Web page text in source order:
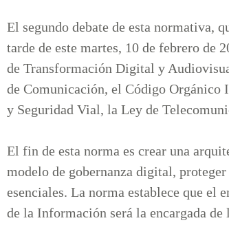
El segundo debate de esta normativa,
tarde de este martes, 10 de febrero de
de Transformación Digital y
de Comunicación, el Código Orgánico
y Seguridad Vial, la Ley de
El fin de esta norma es crear una
modelo de gobernanza digital,
esenciales. La norma establece que el
de la Información será la encargada